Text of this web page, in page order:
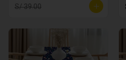
S/ 39.00